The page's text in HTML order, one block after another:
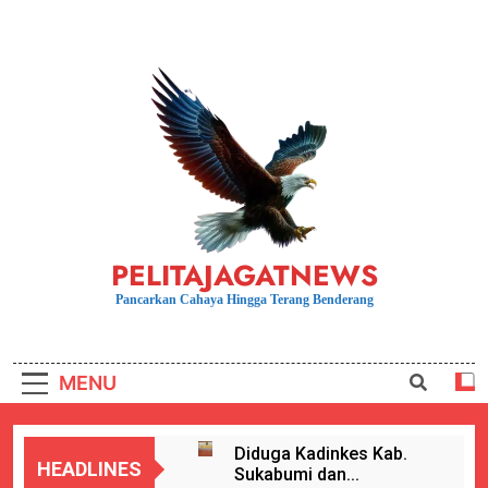
PELITAJAGATNEWS
Pancarkan Cahaya Hingga Terang Benderang
MENU
HEADLINES
Diduga Kadinkes Kab.
Sukabumi dan